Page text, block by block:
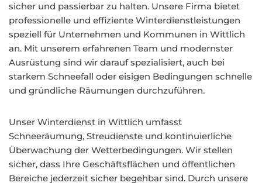
sicher und passierbar zu halten. Unsere Firma bietet
professionelle und effiziente Winterdienstleistungen
speziell für Unternehmen und Kommunen in Wittlich
an. Mit unserem erfahrenen Team und modernster
Ausrüstung sind wir darauf spezialisiert, auch bei
starkem Schneefall oder eisigen Bedingungen schnelle
und gründliche Räumungen durchzuführen.
Unser Winterdienst in Wittlich umfasst
Schneeräumung, Streudienste und kontinuierliche
Überwachung der Wetterbedingungen. Wir stellen
sicher, dass Ihre Geschäftsflächen und öffentlichen
Bereiche jederzeit sicher begehbar sind. Durch unsere